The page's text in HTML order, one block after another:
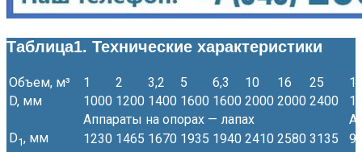
Таблица1. Технические характеристики
Объем, м³ 1 2 3,2 5 6,3 10 16 25
1
D, мм
1000 1200 1400 1600 1600 2000 2000 2400
Аппараты на опорах — лапах
D1, мм 1230 1465 1670 1935 1940 2410 2580 3135